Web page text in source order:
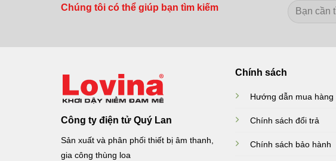
Chúng tôi có thể giúp bạn tìm kiếm
Search
for:
Công ty điện tử Quý Lan
Sản xuất và phân phối thiết bị âm thanh,
gia công thùng loa
Chính sách
Hướng dẫn mua hàng
Chính sách đổi trả
Chính sách bảo hành